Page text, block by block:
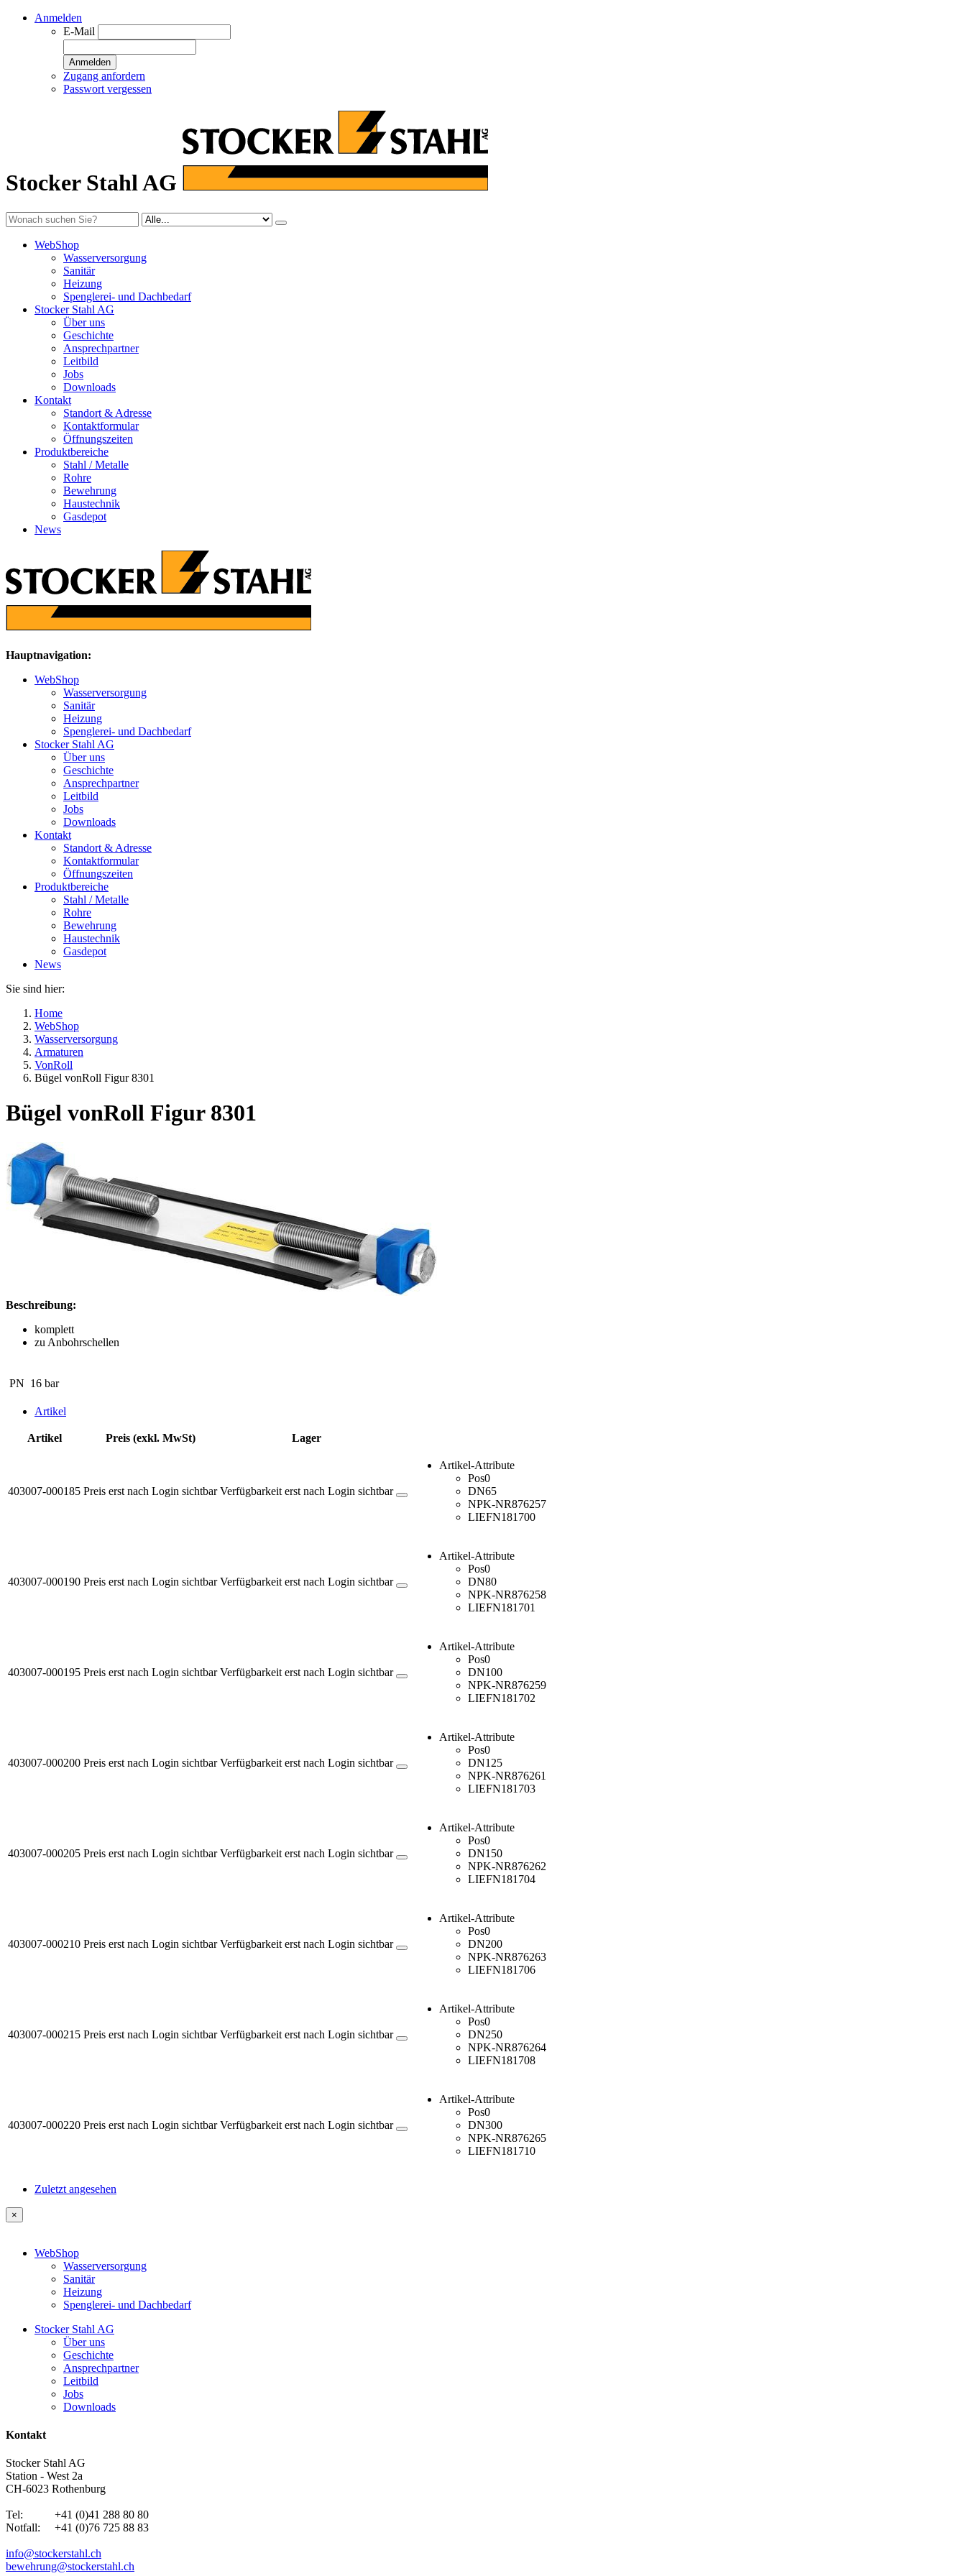
Anmelden
E-Mail
Anmelden
Zugang anfordern
Passwort vergessen
Stocker Stahl AG
WebShop
Wasserversorgung
Sanitär
Heizung
Spenglerei- und Dachbedarf
Stocker Stahl AG
Über uns
Geschichte
Ansprechpartner
Leitbild
Jobs
Downloads
Kontakt
Standort & Adresse
Kontaktformular
Öffnungszeiten
Produktbereiche
Stahl / Metalle
Rohre
Bewehrung
Haustechnik
Gasdepot
News
Hauptnavigation:
WebShop
Wasserversorgung
Sanitär
Heizung
Spenglerei- und Dachbedarf
Stocker Stahl AG
Über uns
Geschichte
Ansprechpartner
Leitbild
Jobs
Downloads
Kontakt
Standort & Adresse
Kontaktformular
Öffnungszeiten
Produktbereiche
Stahl / Metalle
Rohre
Bewehrung
Haustechnik
Gasdepot
News
Sie sind hier:
Home
WebShop
Wasserversorgung
Armaturen
VonRoll
Bügel vonRoll Figur 8301
Bügel vonRoll Figur 8301
Beschreibung:
komplett
zu Anbohrschellen
PN 16 bar
Artikel
Artikel Preis (exkl. MwSt) Lager
403007-000185 Preis erst nach Login sichtbar Verfügbarkeit erst nach Login sichtbar
Artikel-Attribute
Pos0
DN65
NPK-NR876257
LIEFN181700
403007-000190 Preis erst nach Login sichtbar Verfügbarkeit erst nach Login sichtbar
Artikel-Attribute
Pos0
DN80
NPK-NR876258
LIEFN181701
403007-000195 Preis erst nach Login sichtbar Verfügbarkeit erst nach Login sichtbar
Artikel-Attribute
Pos0
DN100
NPK-NR876259
LIEFN181702
403007-000200 Preis erst nach Login sichtbar Verfügbarkeit erst nach Login sichtbar
Artikel-Attribute
Pos0
DN125
NPK-NR876261
LIEFN181703
403007-000205 Preis erst nach Login sichtbar Verfügbarkeit erst nach Login sichtbar
Artikel-Attribute
Pos0
DN150
NPK-NR876262
LIEFN181704
403007-000210 Preis erst nach Login sichtbar Verfügbarkeit erst nach Login sichtbar
Artikel-Attribute
Pos0
DN200
NPK-NR876263
LIEFN181706
403007-000215 Preis erst nach Login sichtbar Verfügbarkeit erst nach Login sichtbar
Artikel-Attribute
Pos0
DN250
NPK-NR876264
LIEFN181708
403007-000220 Preis erst nach Login sichtbar Verfügbarkeit erst nach Login sichtbar
Artikel-Attribute
Pos0
DN300
NPK-NR876265
LIEFN181710
Zuletzt angesehen
×
WebShop
Wasserversorgung
Sanitär
Heizung
Spenglerei- und Dachbedarf
Stocker Stahl AG
Über uns
Geschichte
Ansprechpartner
Leitbild
Jobs
Downloads
Kontakt
Stocker Stahl AG
Station - West 2a
CH-6023 Rothenburg
Tel: +41 (0)41 288 80 80
Notfall: +41 (0)76 725 88 83
info@stockerstahl.ch
bewehrung@stockerstahl.ch